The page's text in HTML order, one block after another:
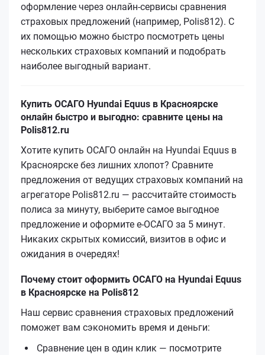
оформление через онлайн-сервисы сравнения
страховых предложений (например, Polis812). С
их помощью можно быстро посмотреть цены
нескольких страховых компаний и подобрать
наиболее выгодный вариант.
Купить ОСАГО Hyundai Equus в Красноярске
онлайн быстро и выгодно: сравните цены на
Polis812.ru
Хотите купить ОСАГО онлайн на Hyundai Equus в
Красноярске без лишних хлопот? Сравните
предложения от ведущих страховых компаний на
агрегаторе Polis812.ru — рассчитайте стоимость
полиса за минуту, выберите самое выгодное
предложение и оформите е‑ОСАГО за 5 минут.
Никаких скрытых комиссий, визитов в офис и
ожидания в очередях!
Почему стоит оформить ОСАГО на Hyundai Equus
в Красноярске на Polis812
Наш сервис сравнения страховых предложений
поможет вам сэкономить время и деньги:
Сравнение цен в один клик — посмотрите